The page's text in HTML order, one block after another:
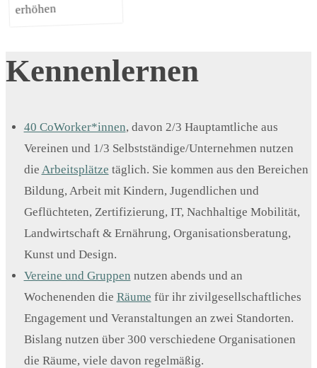
erhöhen
Kennenlernen
40 CoWorker*innen, davon 2/3 Hauptamtliche aus
Vereinen und 1/3 Selbstständige/Unternehmen nutzen
die Arbeitsplätze täglich. Sie kommen aus den Bereichen
Bildung, Arbeit mit Kindern, Jugendlichen und
Geflüchteten, Zertifizierung, IT, Nachhaltige Mobilität,
Landwirtschaft & Ernährung, Organisationsberatung,
Kunst und Design.
Vereine und Gruppen nutzen abends und an
Wochenenden die Räume für ihr zivilgesellschaftliches
Engagement und Veranstaltungen an zwei Standorten.
Bislang nutzen über 300 verschiedene Organisationen
die Räume, viele davon regelmäßig.